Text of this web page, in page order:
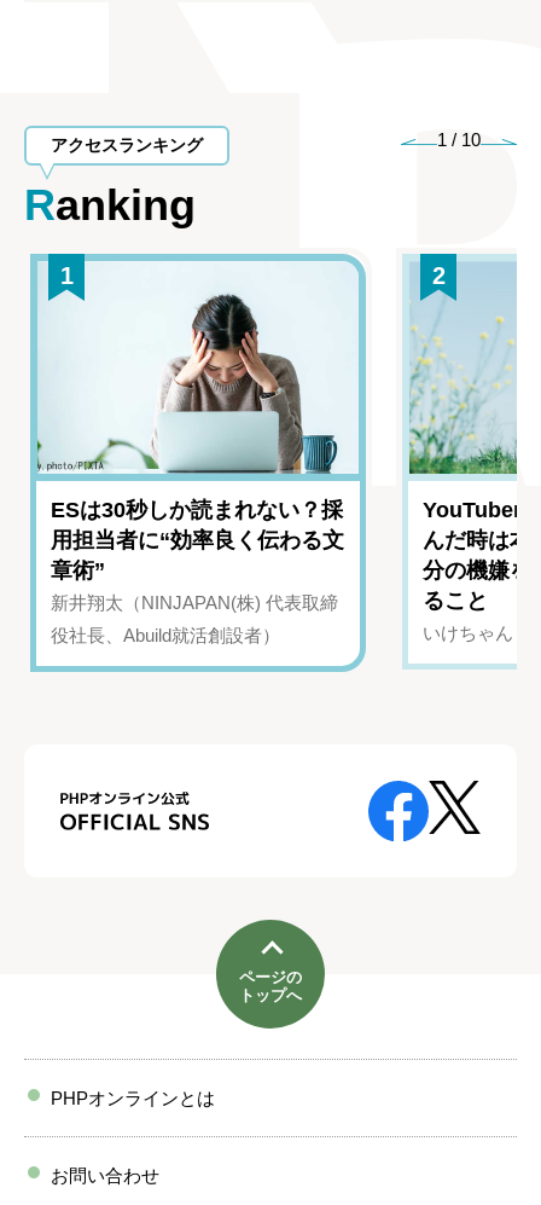
アクセスランキング
Ranking
1 / 10
1
ESは30秒しか読まれない？採
用担当者に“効率良く伝わる文
章術”
新井翔太（NINJAPAN(株) 代表取締
役社長、Abuild就活創設者）
2
YouTuber
んだ時は
分の機嫌を
ること
いけちゃん（
ページの
トップへ
PHPオンラインとは
お問い合わせ